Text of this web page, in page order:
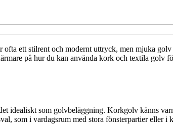
ofta ett stilrent och modernt uttryck, men mjuka
på hur du kan använda kork och textila golv
idealiskt som golvbeläggning. Korkgolv känns
som i vardagsrum med stora fönsterpartier eller i